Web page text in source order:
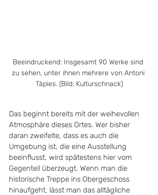
Beeindruckend: Insgesamt 90 Werke sind
zu sehen, unter ihnen mehrere von Antoni
Tàpies. (Bild: Kulturschnack)
Das beginnt bereits mit der weihevollen
Atmosphäre dieses Ortes. Wer bisher
daran zweifelte, dass es auch die
Umgebung ist, die eine Ausstellung
beeinflusst, wird spätestens hier vom
Gegenteil überzeugt. Wenn man die
historische Treppe ins Obergeschoss
hinaufgeht, lässt man das alltägliche